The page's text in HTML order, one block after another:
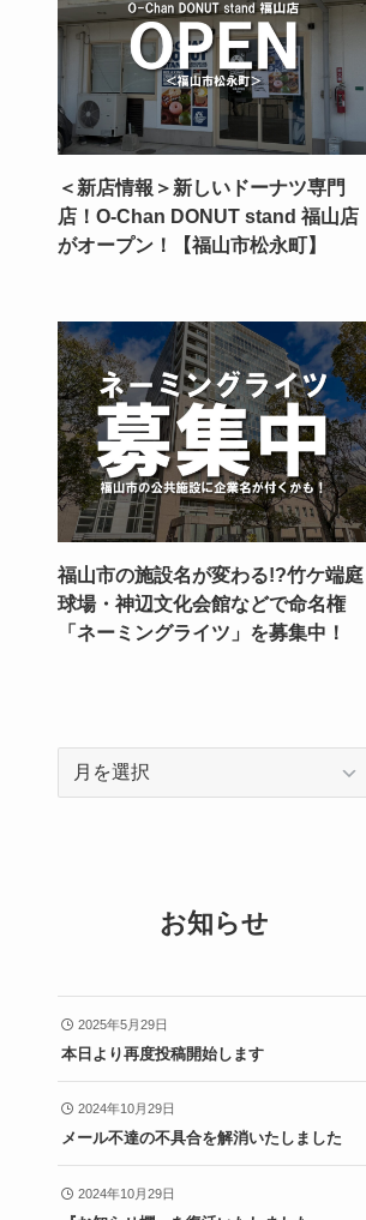
＜新店情報＞新しいドーナツ専門
店！O-Chan DONUT stand 福山店
がオープン！【福山市松永町】
福山市の施設名が変わる!?竹ケ端庭
球場・神辺文化会館などで命名権
「ネーミングライツ」を募集中！
ー
お知らせ
2025年5月29日
本日より再度投稿開始します
2024年10月29日
メール不達の不具合を解消いたしました
2024年10月29日